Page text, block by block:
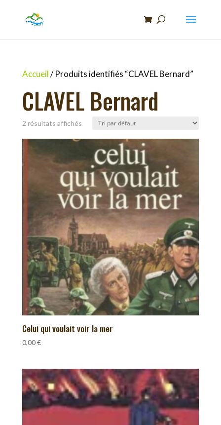
Accueil/ Produits identifiés “CLAVEL Bernard”
CLAVEL Bernard
2 résultats affichés
Celui qui voulait voir la mer
0,00€